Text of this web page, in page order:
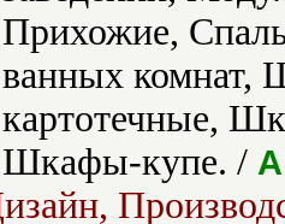
Прихожие,
ванных
картотечные,
Шкафы-купе. /